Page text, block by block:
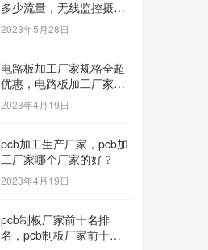
多少流量，无线监控摄像
头一个月用多少流量多少
钱？
2023年5月28日
电路板加工厂家规格全超
优惠，电路板加工厂家哪
家价格低？
2023年4月19日
pcb加工生产厂家，pcb加
工厂家哪个厂家的好？
2023年4月19日
pcb制板厂家前十名排
名，pcb制板厂家前十名